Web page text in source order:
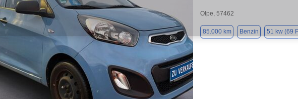
Olpe, 57462
85.000 km Benzin 51 kw (69